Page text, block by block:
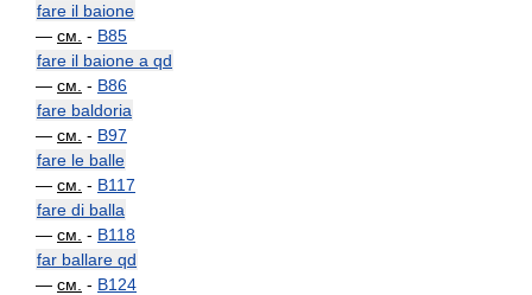
fare il baione
— см. - B85
fare il baione a qd
— см. - B86
fare baldoria
— см. - B97
fare le balle
— см. - B117
fare di balla
— см. - B118
far ballare qd
— см. - B124